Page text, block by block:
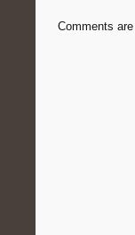
Comments